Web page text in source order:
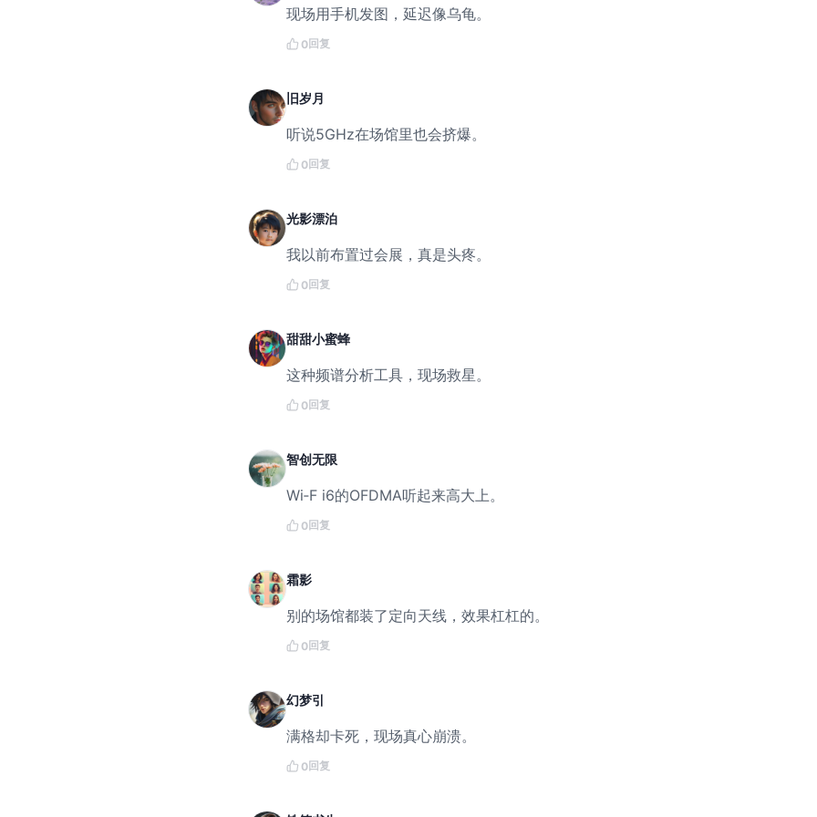
现场用手机发图，延迟像乌龟。
0 回复
旧岁月
听说5GHz在场馆里也会挤爆。
0 回复
光影漂泊
我以前布置过会展，真是头疼。
0 回复
甜甜小蜜蜂
这种频谱分析工具，现场救星。
0 回复
智创无限
Wi‑F i6的OFDMA听起来高大上。
0 回复
霜影
别的场馆都装了定向天线，效果杠杠的。
0 回复
幻梦引
满格却卡死，现场真心崩溃。
0 回复